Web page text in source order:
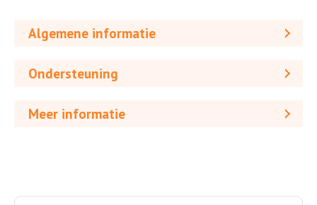
Algemene informatie
Ondersteuning
Meer informatie